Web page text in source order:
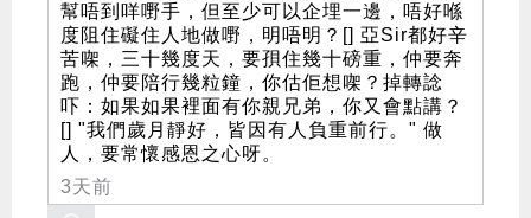
幫唔到咩嘢手，但至少可以企埋一邊，唔好喺
度阻住礙住人地做嘢，明唔明？[] 亞Sir都好辛
苦㗎，三十幾度天，要孭住幾十磅重，仲要奔
跑，仲要陪行幾粒鐘，你估佢想㗎？掉轉諗
吓：如果如果裡面有你親兄弟，你又會點講？
[] "我們歲月靜好，皆因有人負重前行。" 做
人，要常懷感恩之心呀。
3天前